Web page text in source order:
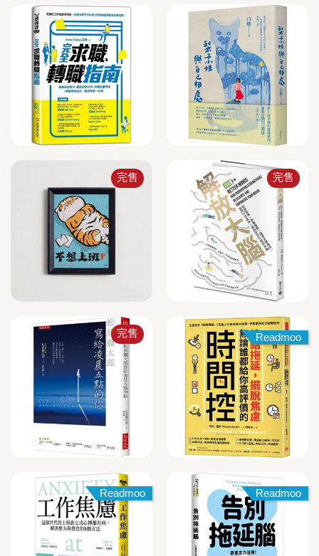
完售 完售
完售 Readmoo
Readmoo Readmoo